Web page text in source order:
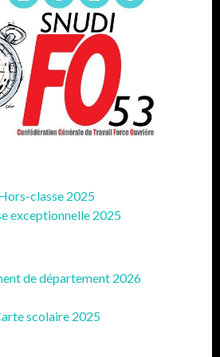
classe 2025
exceptionnelle 2025
de département 2026
scolaire 2025